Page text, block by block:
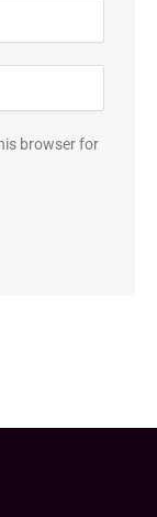
browser for